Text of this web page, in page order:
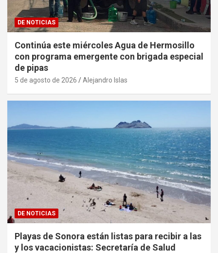
DE NOTICIAS
Continúa este miércoles Agua de Hermosillo
con programa emergente con brigada especial
de pipas
5 de agosto de 2026 Alejandro Islas
DE NOTICIAS
Playas de Sonora están listas para recibir a las
y los vacacionistas: Secretaría de Salud